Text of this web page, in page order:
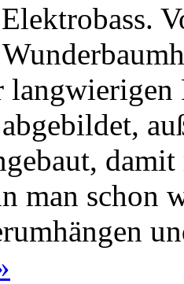
langwierigen
man schon